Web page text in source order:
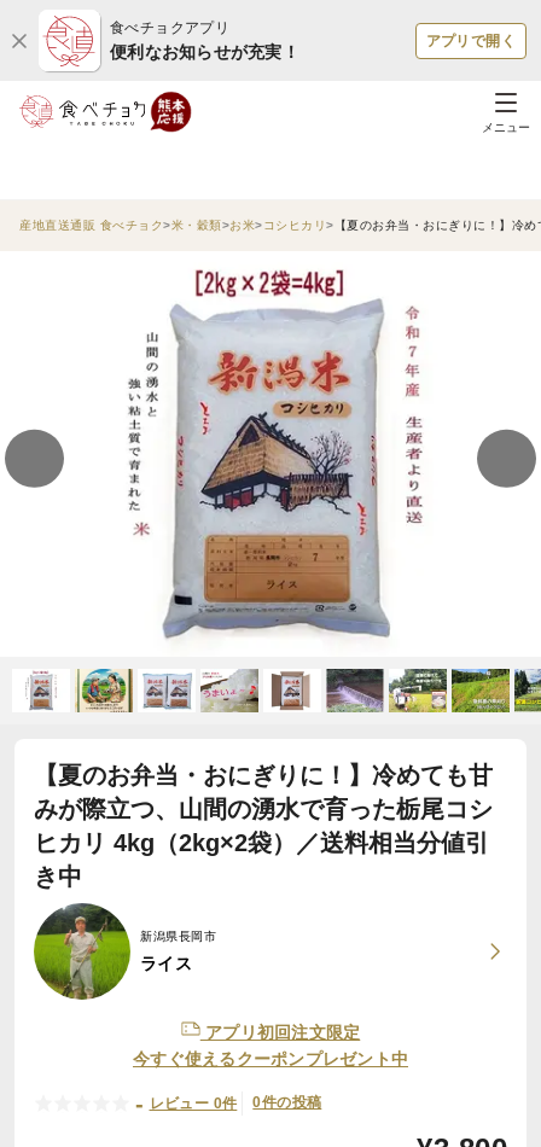
食べチョクアプリ
便利なお知らせが充実！
アプリで開く
メニュー
産地直送通販 食べチョク 米・穀類 お米 コシヒカリ 【夏のお弁当・おにぎりに！】冷
【夏のお弁当・おにぎりに！】冷めても甘
みが際立つ、山間の湧水で育った栃尾コシ
ヒカリ 4kg（2kg×2袋）／送料相当分値引
き中
新潟県長岡市
ライス
アプリ初回注文限定
今すぐ使えるクーポンプレゼント中
- レビュー 0件 0件の投稿